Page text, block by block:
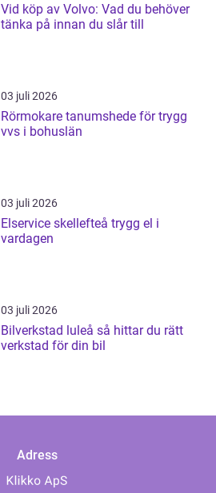
Vid köp av Volvo: Vad du behöver
tänka på innan du slår till
03 juli 2026
Rörmokare tanumshede för trygg
vvs i bohuslän
03 juli 2026
Elservice skellefteå trygg el i
vardagen
03 juli 2026
Bilverkstad luleå så hittar du rätt
verkstad för din bil
Adress